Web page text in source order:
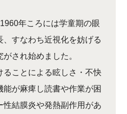
年ころには学童期の眼
すなわち近視化を妨げる
され始めました。
ることによる眩しさ・不快
が麻痺し読書や作業が困
性結膜炎や発熱副作用があ